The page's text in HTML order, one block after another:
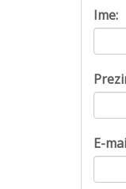
Ime:
E-